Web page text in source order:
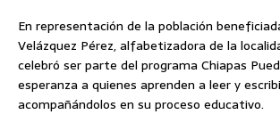
En representación de la población
Velázquez Pérez, alfabetizadora de la
celebró ser parte del programa Chiapas
esperanza a quienes aprenden a leer y
acompañándolos en su proceso educativo.